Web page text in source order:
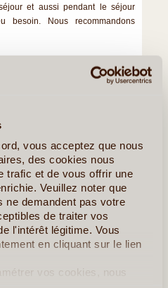
vous acceptez que nous
des cookies nous
trafic et de vous offrir une
Veuillez noter que
ne demandent pas votre
de traiter vos
l'intérêt légitime. Vous
en cliquant sur le lien
vos cookies, nous
et aussi pendant le séjour
besoin. Nous recommandons